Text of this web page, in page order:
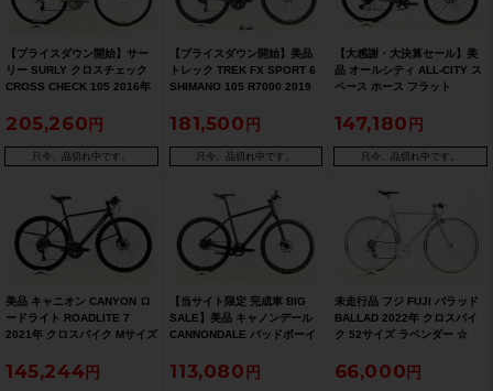
【プライスダウン開始】サー
リー SURLY クロスチェック
CROSS CHECK 105 2016年
トベージュ 【お買い得
SALE】
205,260
只今、品切れ中です。
【プライスダウン開始】美品
トレック TREK FX SPORT 6
SHIMANO 105 R7000 2019
イズ ブラック 【お買い得
SALE】
181,500
只今、品切れ中です。
【大感謝・大決算セール】美
品 オールシティ ALL-CITY ス
ペース ホース フラット
DISC 2022年 クロスバイク
55サイズ グレー 【期間限定
2/26 午前10時迄】
147,180
只今、品切れ中です。
美品 キャニオン CANYON ロ
ードライト ROADLITE 7
2021年 クロスバイク Mサイズ
145,244
【当サイト限定 完成車 BIG
SALE】美品 キャノンデール
CANNONDALE バッドボーイ
2018年 クロスバイク Sサイズ
BBQ 【期間限定 7/27 午前10
113,080
未走行品 フジ FUJI バラッド
BALLAD 2022年 クロスバイ
ク 52サイズ ラベンダー ☆
66,000